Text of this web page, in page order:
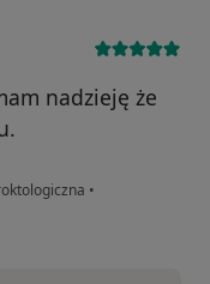
nadzieję że
•